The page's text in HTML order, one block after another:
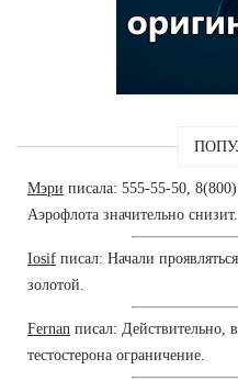
Мэри писала: 555-55-50,
Аэрофлота значительно снизит.
Iosif писал: Начали
золотой.
Fernan писал: Действительно,
тестостерона ограничение.